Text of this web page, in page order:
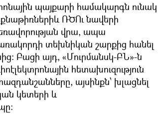
պայքարի համակարգն ունակ
ՌԾՈւ նավերի
վրա, ապա
տեխնիկան շարքից հանել
Բացի այդ, «Մուրմանսկ-ԲՆ»-ն
հետախուզություն
այսինքն՝ խլացնել
կետերի և